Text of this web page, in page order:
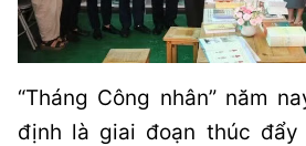
“Tháng Công nhân” năm
định là giai đoạn thúc đẩy